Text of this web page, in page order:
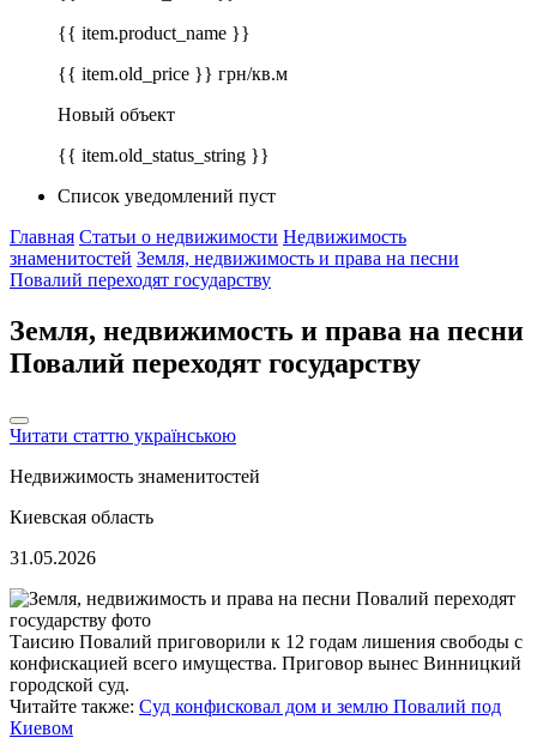
{{ item.product_name }}
{{ item.old_price }} грн/кв.м
Новый объект
{{ item.old_status_string }}
Список уведомлений пуст
Главная Статьи о недвижимости Недвижимость
знаменитостей Земля, недвижимость и права на песни
Повалий переходят государству
Земля, недвижимость и права на песни
Повалий переходят государству
Читати статтю українською
Недвижимость знаменитостей
Киевская область
31.05.2026
Таисию Повалий приговорили к 12 годам лишения свободы с
конфискацией всего имущества. Приговор вынес Винницкий
городской суд.
Читайте также: Суд конфисковал дом и землю Повалий под
Киевом